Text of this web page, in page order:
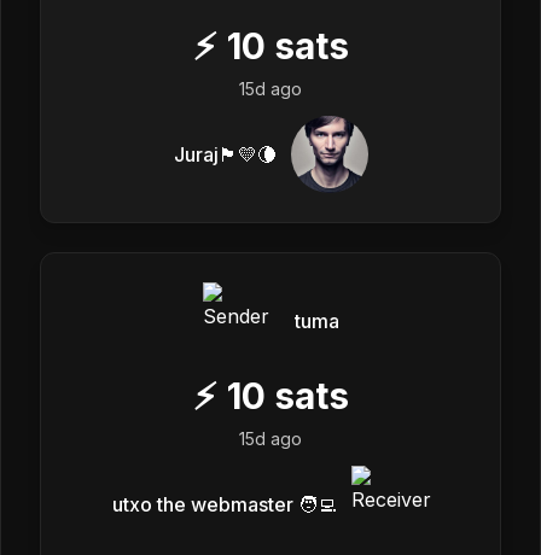
⚡ 10 sats
15d ago
Juraj🏴💛🌘
tuma
⚡ 10 sats
15d ago
utxo the webmaster 🧑‍💻